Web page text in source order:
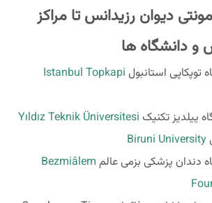
دیوان رزیدانس تا مراکز
و دانشگاه ها
Istanbul Topkapi
Yıldız Teknik Üniversitesi
Biruni University
Bezmiâlem